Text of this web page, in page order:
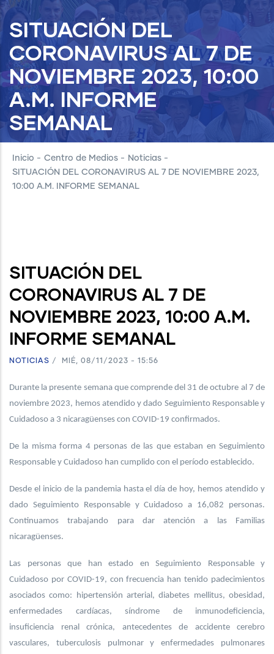
SITUACIÓN DEL
CORONAVIRUS AL 7 DE
NOVIEMBRE 2023, 10:00
A.M. INFORME
SEMANAL
Inicio - Centro de Medios - Noticias -
SITUACIÓN DEL CORONAVIRUS AL 7 DE NOVIEMBRE 2023,
10:00 A.M. INFORME SEMANAL
SITUACIÓN DEL
CORONAVIRUS AL 7 DE
NOVIEMBRE 2023, 10:00 A.M.
INFORME SEMANAL
NOTICIAS / MIÉ, 08/11/2023 - 15:56
Durante la presente semana que comprende del 31 de octubre al 7 de
noviembre 2023, hemos atendido y dado Seguimiento Responsable y
Cuidadoso a 3 nicaragüenses con COVID-19 confirmados.
De la misma forma 4 personas de las que estaban en Seguimiento
Responsable y Cuidadoso han cumplido con el período establecido.
Desde el inicio de la pandemia hasta el día de hoy, hemos atendido y
dado Seguimiento Responsable y Cuidadoso a 16,082 personas.
Continuamos trabajando para dar atención a las Familias
nicaragüenses.
Las personas que han estado en Seguimiento Responsable y
Cuidadoso por COVID-19, con frecuencia han tenido padecimientos
asociados como: hipertensión arterial, diabetes mellitus, obesidad,
enfermedades cardíacas, síndrome de inmunodeficiencia,
insuficiencia renal crónica, antecedentes de accidente cerebro
vasculares, tuberculosis pulmonar y enfermedades pulmonares